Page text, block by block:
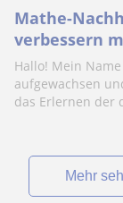
Mathe-
verbessern
Hallo! Mein
aufgewachsen
das Erlernen der
Mehr